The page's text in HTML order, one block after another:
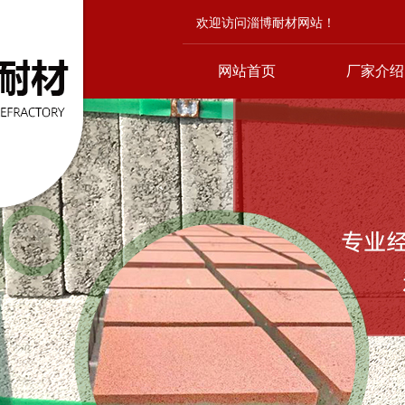
欢迎访问淄博耐材网站！
网站首页 厂家介绍